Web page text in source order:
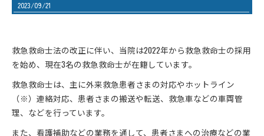
2023/09/21
救急救命士法の改正に伴い、当院は2022年から救急救命士の採用
を始め、現在3名の救急救命士が在籍しています。
救急救命士は、主に外来救急患者さまの対応やホットライン
（※）連絡対応、患者さまの搬送や転送、救急車などの車両管
理、などを行っています。
また、看護補助などの業務を通して、患者さまへの治療などの業